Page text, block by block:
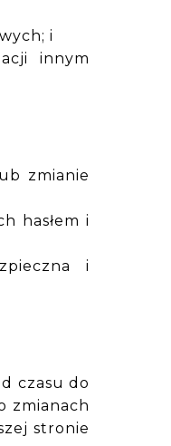
i
innym
zmianie
hasłem i
i
czasu do
zmianach
stronie